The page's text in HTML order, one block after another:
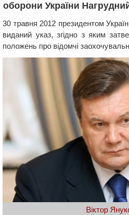
оборони України
30 травня 2012 президентом
виданий указ, згідно з яким
положень про відомчі
Віктор